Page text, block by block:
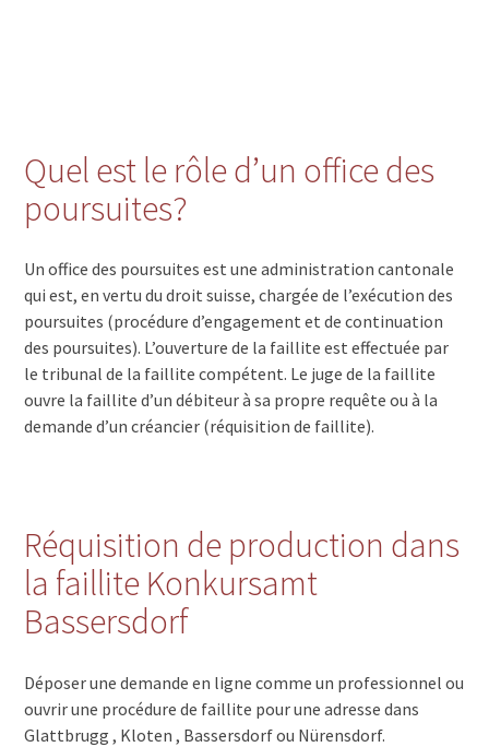
Quel est le rôle d’un office des
poursuites?
Un office des poursuites est une administration cantonale
qui est, en vertu du droit suisse, chargée de l’exécution des
poursuites (procédure d’engagement et de continuation
des poursuites). L’ouverture de la faillite est effectuée par
le tribunal de la faillite compétent. Le juge de la faillite
ouvre la faillite d’un débiteur à sa propre requête ou à la
demande d’un créancier (réquisition de faillite).
Réquisition de production dans
la faillite Konkursamt
Bassersdorf
Déposer une demande en ligne comme un professionnel ou
ouvrir une procédure de faillite pour une adresse dans
Glattbrugg , Kloten , Bassersdorf ou Nürensdorf.